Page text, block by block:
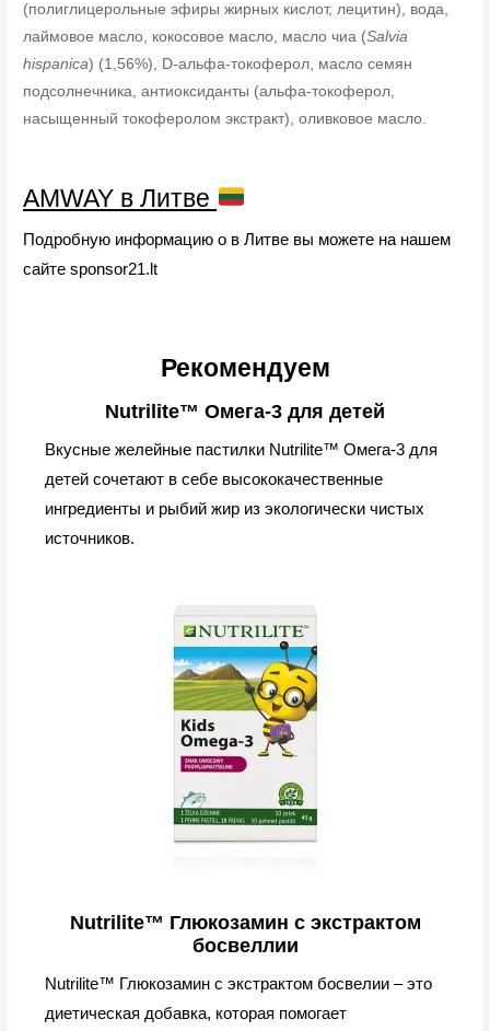
(полиглицерольные эфиры жирных кислот, лецитин), вода,
лаймовое масло, кокосовое масло, масло чиа (Salvia
hispanica) (1,56%), D-альфа-токоферол, масло семян
подсолнечника, антиоксиданты (альфа-токоферол,
насыщенный токоферолом экстракт), оливковое масло.
AMWAY в Литве
Подробную информацию о в Литве вы можете на нашем
сайте sponsor21.lt
Рекомендуем
Nutrilite™ Омега-3 для детей
Вкусные желейные пастилки Nutrilite™ Омега-3 для
детей сочетают в себе высококачественные
ингредиенты и рыбий жир из экологически чистых
источников.
Nutrilite™ Глюкозамин с экстрактом
босвеллии
Nutrilite™ Глюкозамин с экстрактом босвелии – это
диетическая добавка, которая помогает